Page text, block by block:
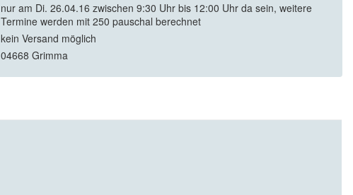
nur am Di. 26.04.16 zwischen 9:30 Uhr bis 12:00 Uhr da sein, weitere
Termine werden mit 250 pauschal berechnet
kein Versand möglich
04668 Grimma